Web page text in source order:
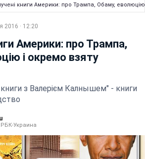
книги Америки: про Трампа, Обаму, еволюцію
2016 · 12:20
Америки: про Трампа,
і окремо взяту
з Валерієм Калнышем" - книги
Украина